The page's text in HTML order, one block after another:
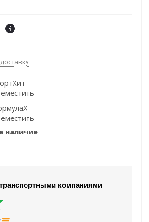
наличие
компаниями